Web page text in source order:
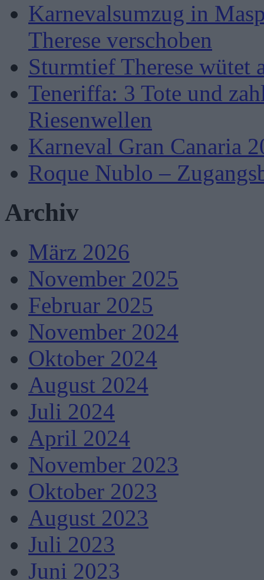
Karnevalsumzug in
Therese verschoben
Sturmtief Therese wütet
Teneriffa: 3 Tote und
Riesenwellen
Karneval Gran Canaria
Roque Nublo –
Archiv
März 2026
November 2025
Februar 2025
November 2024
Oktober 2024
August 2024
Juli 2024
April 2024
November 2023
Oktober 2023
August 2023
Juli 2023
Juni 2023